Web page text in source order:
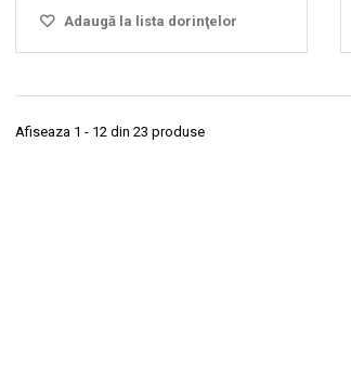
Adaugă la lista dorinţelor
Afiseaza 1 - 12 din 23 produse